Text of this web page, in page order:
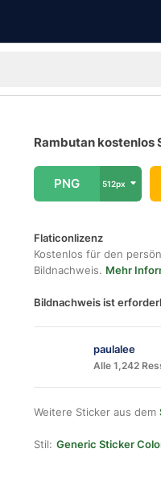
Rambutan kostenlos
PNG 512px
Flaticonlizenz
Kostenlos für den
Bildnachweis. Mehr
Bildnachweis ist
paulalee
Alle 1,242
Weitere Sticker aus dem
Stil: Generic Sticker